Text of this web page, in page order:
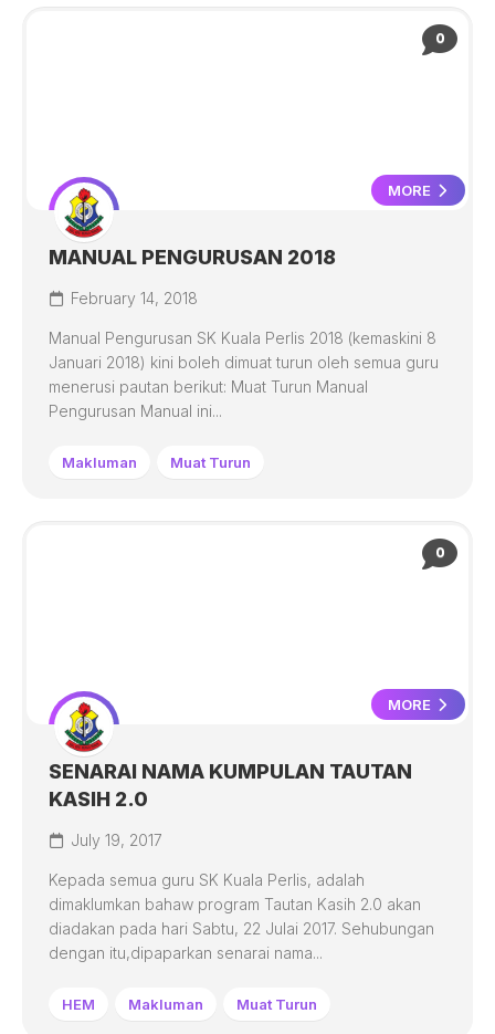
0
MORE
MANUAL PENGURUSAN 2018
February 14, 2018
Manual Pengurusan SK Kuala Perlis 2018 (kemaskini 8
Januari 2018) kini boleh dimuat turun oleh semua guru
menerusi pautan berikut: Muat Turun Manual
Pengurusan Manual ini...
Makluman Muat Turun
0
MORE
SENARAI NAMA KUMPULAN TAUTAN
KASIH 2.0
July 19, 2017
Kepada semua guru SK Kuala Perlis, adalah
dimaklumkan bahaw program Tautan Kasih 2.0 akan
diadakan pada hari Sabtu, 22 Julai 2017. Sehubungan
dengan itu,dipaparkan senarai nama...
HEM Makluman Muat Turun